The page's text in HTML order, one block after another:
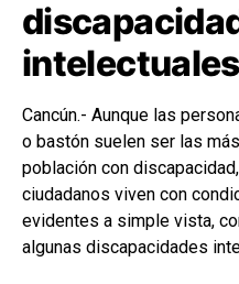
Cancún.- Aunque las
o bastón suelen ser las
población con
ciudadanos viven con
evidentes a simple vista,
algunas discapacidades